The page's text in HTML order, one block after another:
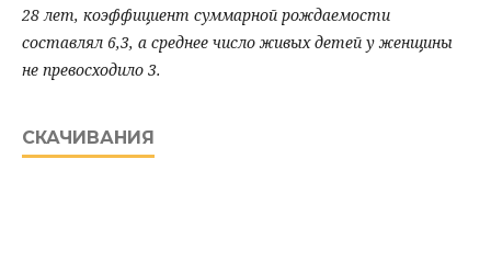
28 лет, коэффициент суммарной рождаемости
составлял 6,3, а среднее число живых детей у женщины
не превосходило 3.
СКАЧИВАНИЯ